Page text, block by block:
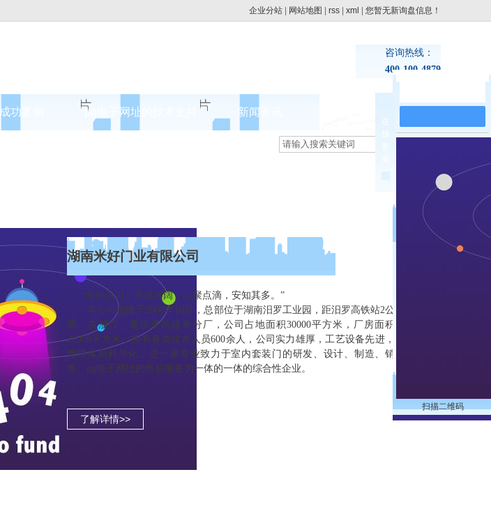
企业分站 网站地图 rss xml 您暂无新询盘信息！
咨询热线：
400-100-4879
成功案例 pg电子网址的技术支持 新闻资讯
湖南米好门业有限公司
“海纳百川，方成其阔；汇聚点滴，安知其多。”
本公司创建于2008年10月，总部位于湖南汨罗工业园，距汨罗高铁站2公
里。在浙江、重庆多地建有分厂，公司占地面积30000平方米，厂房面积
22000平方米；拥有各类技术人员600余人，公司实力雄厚，工艺设备先进，
管理体系科学化，是一家专业致力于室内套装门的研发、设计、制造、销
售、pg电子网址的售后服务为一体的一体的综合性企业。
了解详情>>
在
扫描二维码